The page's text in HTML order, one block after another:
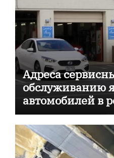
Адреса
обслуживанию
автомобилей в